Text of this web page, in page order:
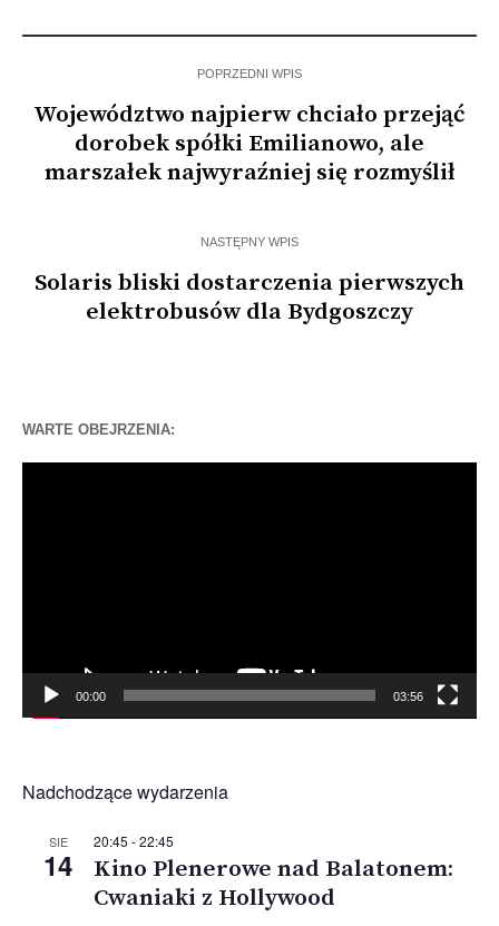
POPRZEDNI WPIS
Województwo najpierw chciało przejąć
dorobek spółki Emilianowo, ale
marszałek najwyraźniej się rozmyślił
NASTĘPNY WPIS
Solaris bliski dostarczenia pierwszych
elektrobusów dla Bydgoszczy
WARTE OBEJRZENIA:
00:00 03:56
Nadchodzące wydarzenia
SIE
14
20:45 -22:45
Kino Plenerowe nad Balatonem:
Cwaniaki z Hollywood